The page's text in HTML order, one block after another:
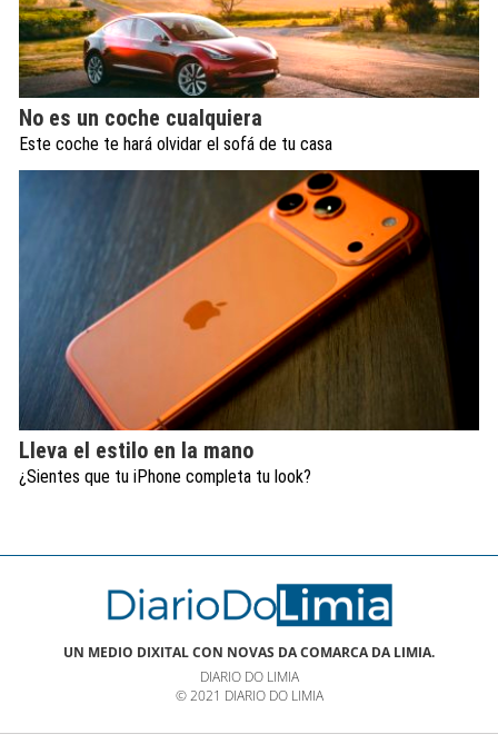
No es un coche cualquiera
Este coche te hará olvidar el sofá de tu casa
Lleva el estilo en la mano
¿Sientes que tu iPhone completa tu look?
UN MEDIO DIXITAL CON NOVAS DA COMARCA DA LIMIA.
DIARIO DO LIMIA
© 2021 DIARIO DO LIMIA